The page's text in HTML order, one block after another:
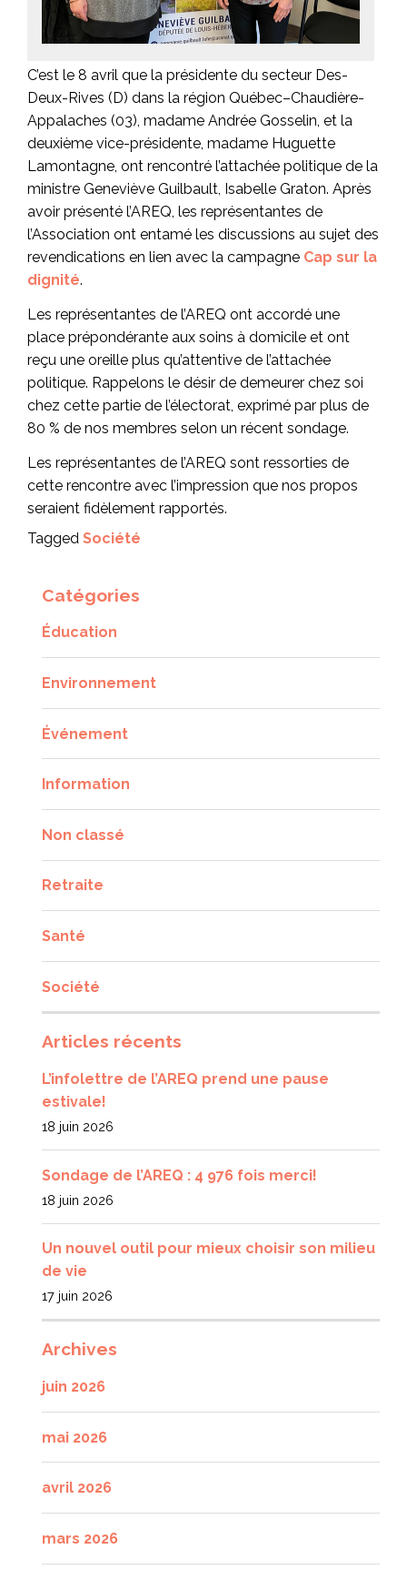
C’est le 8 avril que la présidente du secteur Des-
Deux-Rives (D) dans la région Québec–Chaudière-
Appalaches (03), madame Andrée Gosselin, et la
deuxième vice-présidente, madame Huguette
Lamontagne, ont rencontré l’attachée politique de la
ministre Geneviève Guilbault, Isabelle Graton. Après
avoir présenté l’AREQ, les représentantes de
l’Association ont entamé les discussions au sujet des
revendications en lien avec la campagne Cap sur la
dignité.
Les représentantes de l’AREQ ont accordé une
place prépondérante aux soins à domicile et ont
reçu une oreille plus qu’attentive de l’attachée
politique. Rappelons le désir de demeurer chez soi
chez cette partie de l’électorat, exprimé par plus de
80 % de nos membres selon un récent sondage.
Les représentantes de l’AREQ sont ressorties de
cette rencontre avec l’impression que nos propos
seraient fidèlement rapportés.
Tagged Société
Catégories
Éducation
Environnement
Événement
Information
Non classé
Retraite
Santé
Société
Articles récents
L’infolettre de l’AREQ prend une pause
estivale!
18 juin 2026
Sondage de l’AREQ : 4 976 fois merci!
18 juin 2026
Un nouvel outil pour mieux choisir son milieu
de vie
17 juin 2026
Archives
juin 2026
mai 2026
avril 2026
mars 2026